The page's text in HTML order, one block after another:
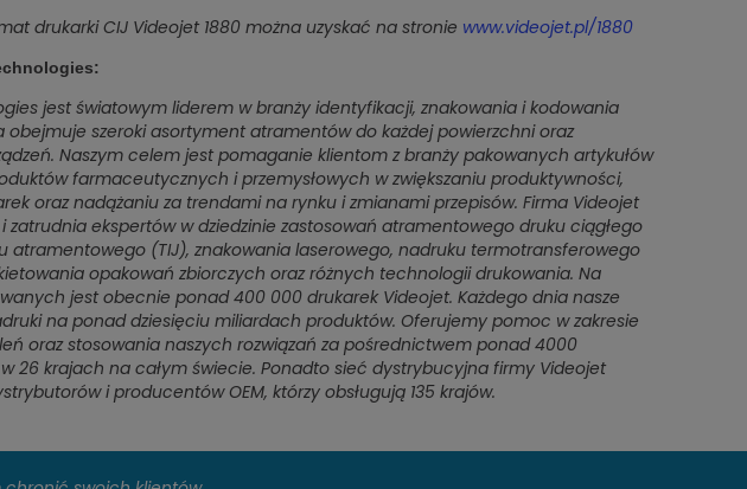
drukarki CIJ Videojet 1880 można uzyskać na stronie www.videojet.pl/1880
jest światowym liderem w branży identyfikacji, znakowania i kodowania
obejmuje szeroki asortyment atramentów do każdej powierzchni oraz
Naszym celem jest pomaganie klientom z branży pakowanych artykułów
farmaceutycznych i przemysłowych w zwiększaniu produktywności,
oraz nadążaniu za trendami na rynku i zmianami przepisów. Firma Videojet
ekspertów w dziedzinie zastosowań atramentowego druku ciągłego
atramentowego (TIJ), znakowania laserowego, nadruku termotransferowego
opakowań zbiorczych oraz różnych technologii drukowania. Na
jest obecnie ponad 400 000 drukarek Videojet. Każdego dnia nasze
na ponad dziesięciu miliardach produktów. Oferujemy pomoc w zakresie
oraz stosowania naszych rozwiązań za pośrednictwem ponad 4000
26 krajach na całym świecie. Ponadto sieć dystrybucyjna firmy Videojet
i producentów OEM, którzy obsługują 135 krajów.